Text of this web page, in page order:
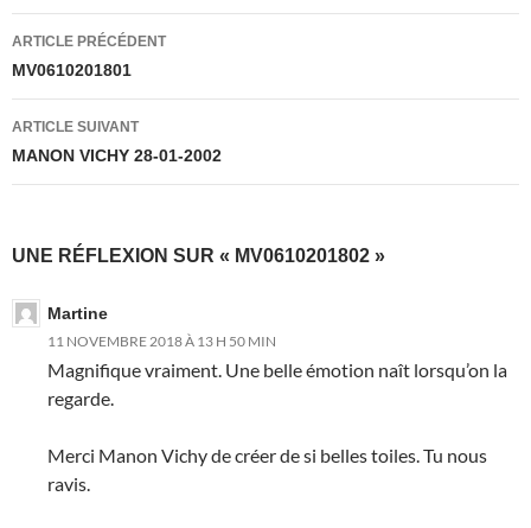
Navigation
des
articles
ARTICLE PRÉCÉDENT
MV0610201801
ARTICLE SUIVANT
MANON VICHY 28-01-2002
UNE RÉFLEXION SUR « MV0610201802 »
Martine
11 NOVEMBRE 2018 À 13 H 50 MIN
Magnifique vraiment. Une belle émotion naît lorsqu’on la
regarde.
Merci Manon Vichy de créer de si belles toiles. Tu nous
ravis.